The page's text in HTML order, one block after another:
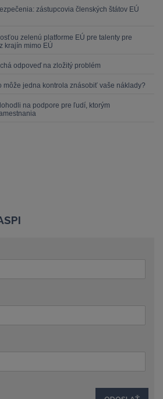
zástupcovia členských štátov EÚ
zelenú platforme EÚ pre talenty pre
krajín mimo EÚ
odpoveď na zložitý problém
môže jedna kontrola znásobiť vaše náklady?
na podpore pre ľudí, ktorým